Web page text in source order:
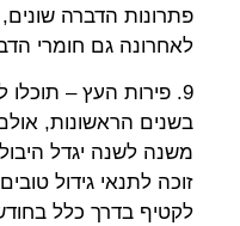
פתרונות הדברה
לאחרונה גם חומרי
9. פירות העץ –
בשנים הראשונות,
משנה לשנה יגדל
זוכה לתנאי גידול
לקטיף בדרך כלל